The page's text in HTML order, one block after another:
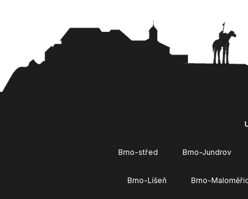
Brno-střed Brno-Jundrov
Brno-Líšeň Brno-